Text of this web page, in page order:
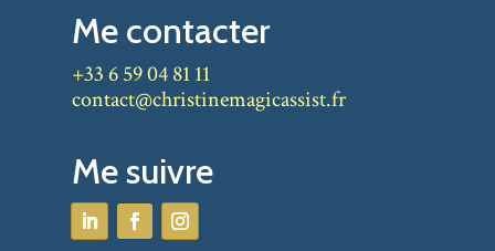
Me contacter
+33 6 59 04 81 11
contact@christinemagicassist.fr
Me suivre